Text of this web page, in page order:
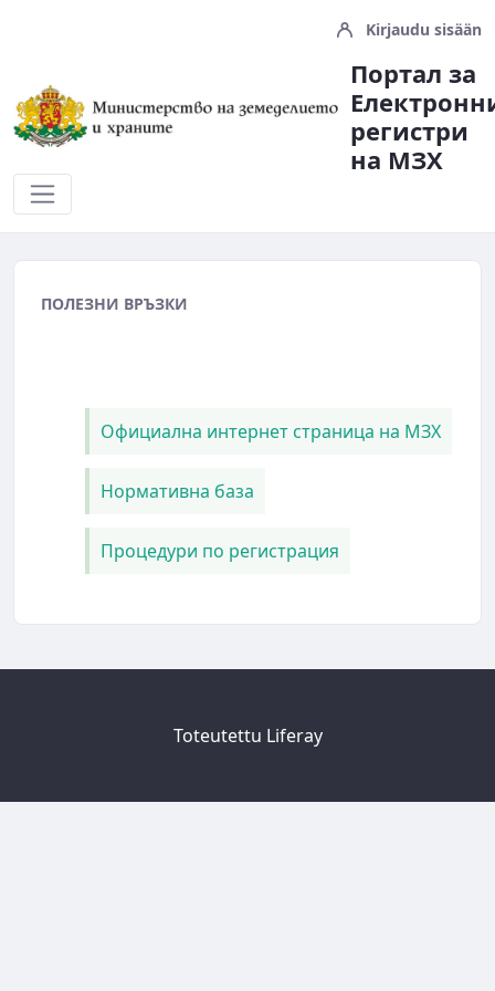
Kirjaudu sisään
Портал за
регистри
на МЗX
Полезни Връзки
ПОЛЕЗНИ ВРЪЗКИ
Официална интернет страница на МЗХ
Нормативна база
Процедури по регистрация
Toteutettu Liferay